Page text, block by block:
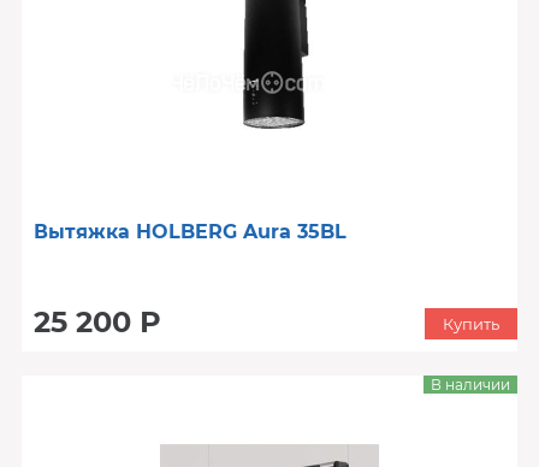
Вытяжка HOLBERG Aura 35BL
25 200 Р Купить
В наличии